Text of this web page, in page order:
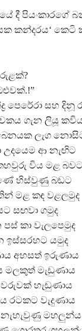
දී පියංකාරගේ
කන්දරය‘ කෙටි
පෙරේරා සහ දිනූ
ගැන ලියූ
ලැග
ආ නැඟිට
විය මළ බවට
හිස්වුණු බඩට
මළ කඳ වළලමුද
සඟවා ගමුද
කා වැලපෙමුද
ඉස්සරහට යමුද
අහසත් ඉරුණාය
මලකුත් මැඩුණාය
හැඬුණාය
රටකට වැදුණාය
නැහැවුණු මහලුන්ය